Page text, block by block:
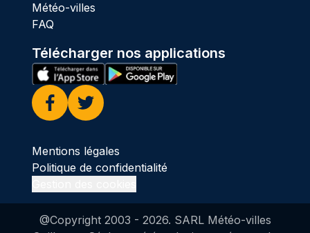
Météo-villes
FAQ
Télécharger nos applications
Facebook
Twitter
Mentions légales
Politique de confidentialité
@Copyright 2003 - 2026. SARL Météo-villes